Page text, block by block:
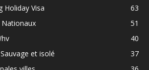
Holiday Visa
63
Nationaux
51
40
et isolé
37